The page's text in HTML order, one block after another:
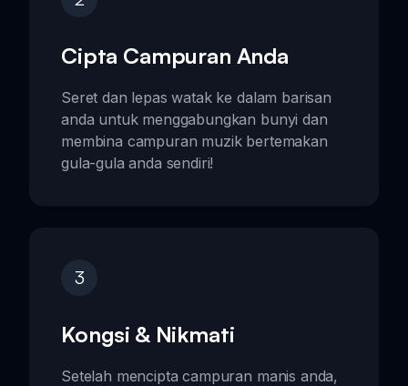
Cipta Campuran Anda
Seret dan lepas watak ke dalam barisan
anda untuk menggabungkan bunyi dan
membina campuran muzik bertemakan
gula-gula anda sendiri!
3
Kongsi & Nikmati
Setelah mencipta campuran manis anda,